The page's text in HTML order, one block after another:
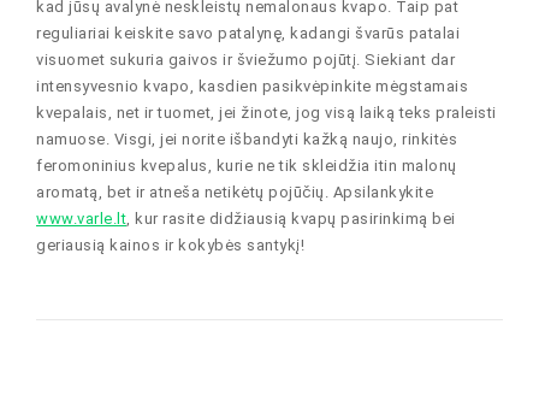
kad jūsų avalynė neskleistų nemalonaus kvapo. Taip pat
reguliariai keiskite savo patalynę, kadangi švarūs patalai
visuomet sukuria gaivos ir šviežumo pojūtį. Siekiant dar
intensyvesnio kvapo, kasdien pasikvėpinkite mėgstamais
kvepalais, net ir tuomet, jei žinote, jog visą laiką teks praleisti
namuose. Visgi, jei norite išbandyti kažką naujo, rinkitės
feromoninius kvepalus, kurie ne tik skleidžia itin malonų
aromatą, bet ir atneša netikėtų pojūčių. Apsilankykite
www.varle.lt , kur rasite didžiausią kvapų pasirinkimą bei
geriausią kainos ir kokybės santykį!